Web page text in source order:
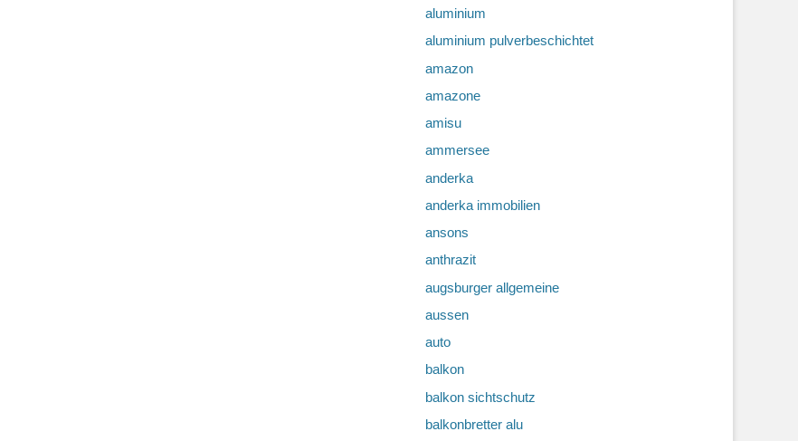
aluminium
aluminium pulverbeschichtet
amazon
amazone
amisu
ammersee
anderka
anderka immobilien
ansons
anthrazit
augsburger allgemeine
aussen
auto
balkon
balkon sichtschutz
balkonbretter alu